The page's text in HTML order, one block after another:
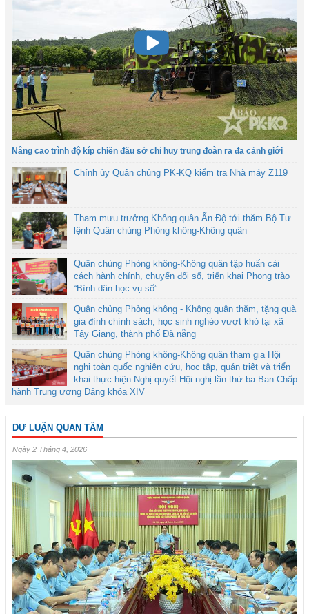
Nâng cao trình độ kíp chiến đấu sở chỉ huy trung đoàn ra đa cảnh giới
Chính ủy Quân chủng PK-KQ kiểm tra Nhà máy Z119
Tham mưu trưởng Không quân Ấn Độ tới thăm Bộ Tư
lệnh Quân chủng Phòng không-Không quân
Quân chủng Phòng không-Không quân tập huấn cải
cách hành chính, chuyển đổi số, triển khai Phong trào
“Bình dân học vụ số”
Quân chủng Phòng không - Không quân thăm, tặng quà
gia đình chính sách, học sinh nghèo vượt khó tại xã
Tây Giang, thành phố Đà nẵng
Quân chủng Phòng không-Không quân tham gia Hội
nghị toàn quốc nghiên cứu, học tập, quán triệt và triển
khai thực hiện Nghị quyết Hội nghị lần thứ ba Ban Chấp
hành Trung ương Đảng khóa XIV
DƯ LUẬN QUAN TÂM
Ngày 2 Tháng 4, 2026